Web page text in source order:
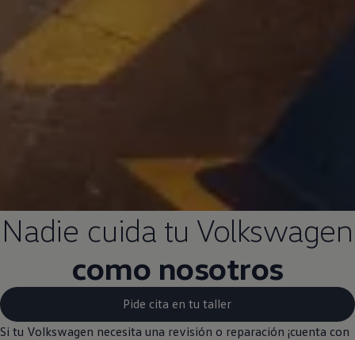
Nadie cuida tu Volkswagen
como nosotros
Pide cita en tu taller
Si tu Volkswagen necesita una revisión o reparación ¡cuenta con